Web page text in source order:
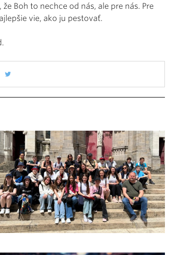
Boh to nechce od nás, ale pre nás. Pre
vie, ako ju pestovať.